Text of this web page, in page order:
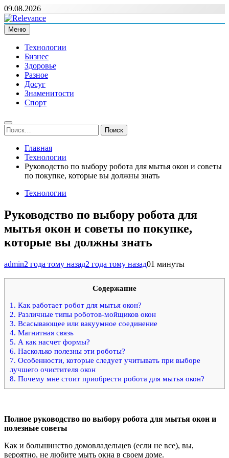
Перейти
к
содержимому
09.08.2026
Relevance
Релевантні новини — саме те, що вам потрібно
Меню
Технологии
Бизнес
Здоровье
Разное
Досуг
Знаменитости
Спорт
Найти:
Главная
Технологии
Руководство по выбору робота для мытья окон и советы
по покупке, которые вы должны знать
Технологии
Руководство по выбору робота для
мытья окон и советы по покупке,
которые вы должны знать
admin2 года тому назад2 года тому назад01 минуты
Содержание
1. Как работает робот для мытья окон?
2. Различные типы роботов-мойщиков окон
3. Всасывающее или вакуумное соединение
4. Магнитная связь
5. А как насчет формы?
6. Насколько полезны эти роботы?
7. Особенности, которые следует учитывать при выборе
лучшего очистителя окон
8. Почему мне стоит приобрести робота для мытья окон?
Полное руководство по выбору робота для мытья окон и
полезные советы
Как и большинство домовладельцев (если не все), вы,
вероятно, не любите мыть окна в своем доме.